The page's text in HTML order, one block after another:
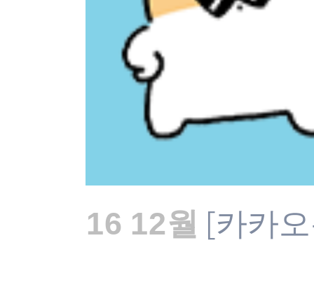
16 12월 [카카